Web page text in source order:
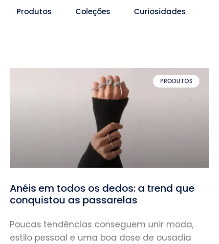
Produtos
Coleções Curiosidades
PRODUTOS
Anéis em todos os dedos: a trend que
conquistou as passarelas
Poucas tendências conseguem unir moda,
estilo pessoal e uma boa dose de ousadia